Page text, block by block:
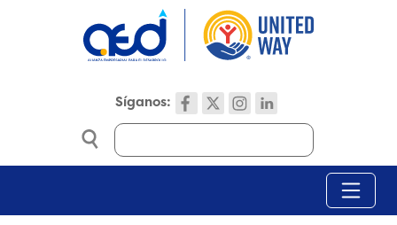
Síganos:
Search